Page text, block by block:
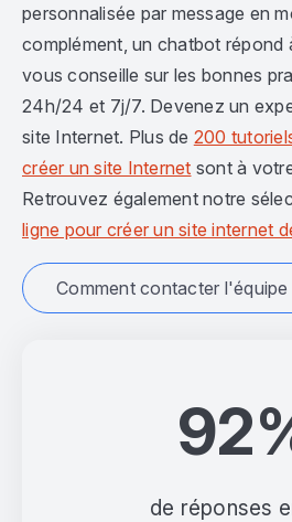
de réponses
personnalisée par message en
complément, un chatbot répond
vous conseille sur les bonnes
24h/24 et 7j/7. Devenez un
site Internet. Plus de 200
créer un site Internet sont à
Retrouvez également notre
ligne pour créer un site internet
Comment contacter